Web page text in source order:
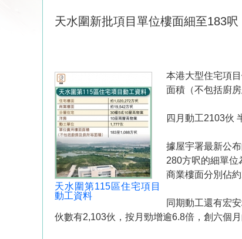
天水圍新批項目單位樓面細至183呎
天水圍第115區住宅項目
動工資料
本港大型住宅項
面積（不包括廚
四月動工2103伙
據屋宇署最新公
280方呎的細單位
商業樓面分別佔
同期動工還有宏
伙數有2,103伙，按月勁增逾6.8倍，創六個